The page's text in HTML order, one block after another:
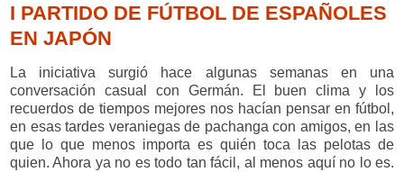
I PARTIDO DE FÚTBOL DE ESPAÑOLES
EN JAPÓN
La iniciativa surgió hace algunas semanas en una
conversación casual con Germán. El buen clima y los
recuerdos de tiempos mejores nos hacían pensar en fútbol,
en esas tardes veraniegas de pachanga con amigos, en las
que lo que menos importa es quién toca las pelotas de
quien. Ahora ya no es todo tan fácil, al menos aquí no lo es.